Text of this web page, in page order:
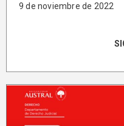
9 de noviembre de 2022